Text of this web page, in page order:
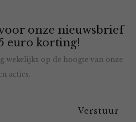
onze nieuwsbrief
euro korting!
wekelijks op de hoogte van onze
acties.